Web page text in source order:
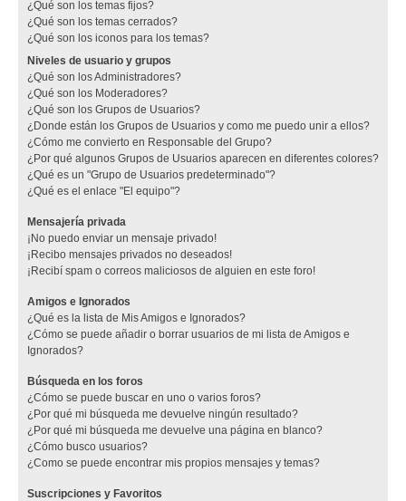
¿Qué son los temas fijos?
¿Qué son los temas cerrados?
¿Qué son los iconos para los temas?
Niveles de usuario y grupos
¿Qué son los Administradores?
¿Qué son los Moderadores?
¿Qué son los Grupos de Usuarios?
¿Donde están los Grupos de Usuarios y como me puedo unir a ellos?
¿Cómo me convierto en Responsable del Grupo?
¿Por qué algunos Grupos de Usuarios aparecen en diferentes colores?
¿Qué es un "Grupo de Usuarios predeterminado"?
¿Qué es el enlace "El equipo"?
Mensajería privada
¡No puedo enviar un mensaje privado!
¡Recibo mensajes privados no deseados!
¡Recibí spam o correos maliciosos de alguien en este foro!
Amigos e Ignorados
¿Qué es la lista de Mis Amigos e Ignorados?
¿Cómo se puede añadir o borrar usuarios de mi lista de Amigos e
Ignorados?
Búsqueda en los foros
¿Cómo se puede buscar en uno o varios foros?
¿Por qué mi búsqueda me devuelve ningún resultado?
¿Por qué mi búsqueda me devuelve una página en blanco?
¿Cómo busco usuarios?
¿Como se puede encontrar mis propios mensajes y temas?
Suscripciones y Favoritos